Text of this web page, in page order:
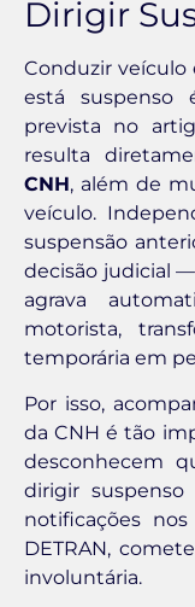
Dirigir
Conduzir
está suspenso
prevista no
resulta
CNH, além de
veículo.
suspensão
decisão judicial
agrava
motorista,
temporária em
Por isso,
da CNH é tão
desconhecem
dirigir
notificações
DETRAN,
involuntária.